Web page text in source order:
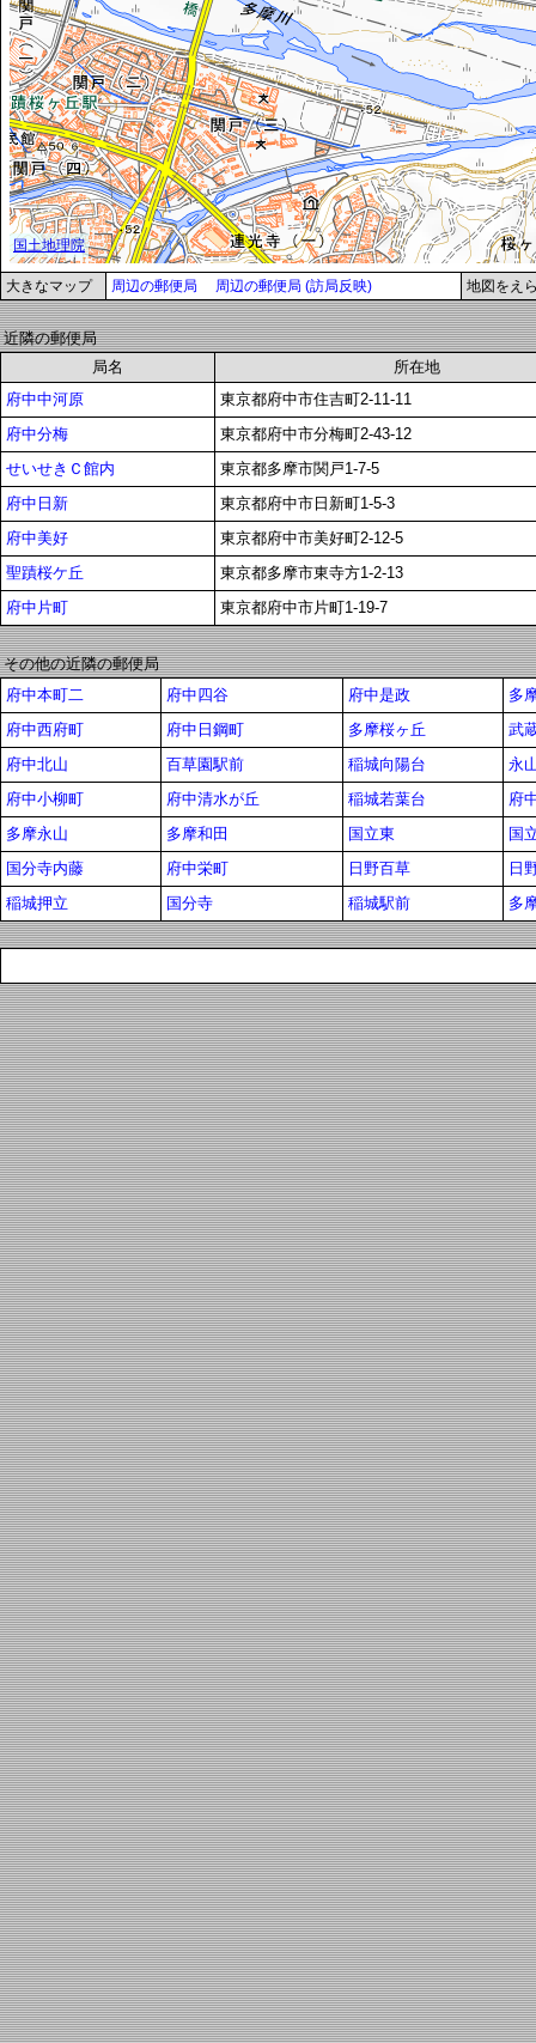
大きなマップ 周辺の郵便局 周辺の郵便局 (訪局反映) 地図をえ
近隣の郵便局
局名
所在地
府中中河原
東京都府中市住吉町2-11-11
府中分梅
東京都府中市分梅町2-43-12
せいせきＣ館内
東京都多摩市関戸1-7-5
府中日新
東京都府中市日新町1-5-3
府中美好
東京都府中市美好町2-12-5
聖蹟桜ケ丘
東京都多摩市東寺方1-2-13
府中片町
東京都府中市片町1-19-7
その他の近隣の郵便局
府中本町二
府中四谷 府中是政
多
府中西府町
府中日鋼町 多摩桜ヶ丘
武
府中北山
百草園駅前 稲城向陽台
永
府中小柳町
府中清水が丘 稲城若葉台
府
多摩永山
多摩和田 国立東
国
国分寺内藤
府中栄町 日野百草
日
稲城押立
国分寺 稲城駅前 多